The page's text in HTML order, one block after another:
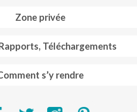
Zone privée
Téléchargements
s’y rendre